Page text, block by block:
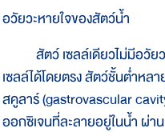
อวัยวะหายใจของสัตว์น้ำ
สัตว์ เซลล์เดียวไม่มีอวัยวะ
เซลล์ได้โดยตรง สัตว์ชั้นต่ำหล
สคูลาร์ (gastrovascular
ออกซิเจนที่ละลายอยู่ในน้ำ ผ่าน